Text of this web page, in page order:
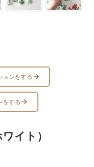
ョンをする
をする
イト）